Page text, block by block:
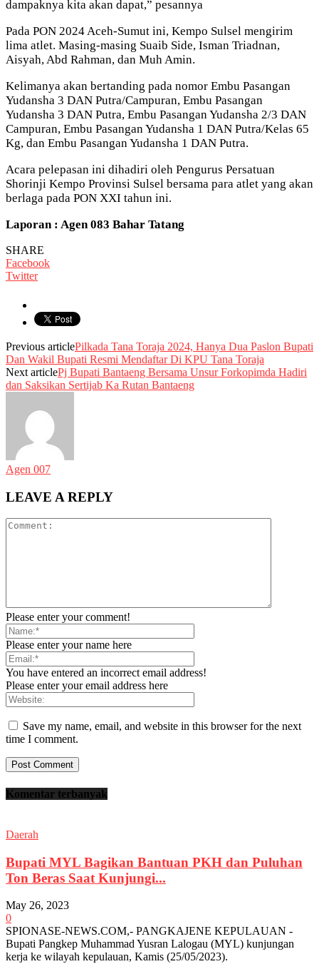
dampaknya kita akan dapat,” pesannya
Pada PON 2024 Aceh-Sumut ini, Kempo Sulsel mengirim
lima atlet. Masing-masing Suaib Side, Isman Triadnan,
Aisyah, Abd Rahman, dan Muh Amin.
Kelimanya akan bertanding pada nomor Embu Pasangan
Yudansha 3 DAN Putra/Campuran, Embu Pasangan
Yudansha 3 DAN Putra, Embu Pasangan Yudansha 2/3 DAN
Campuran, Embu Pasangan Yudansha 1 DAN Putra/Kelas 65
Kg, dan Embu Pasangan Yudansha 1 DAN Putra.
Acara pelepasan ini dihadiri oleh Pengurus Persatuan
Shorinji Kempo Provinsi Sulsel bersama para atlet yang akan
berlaga pada PON XXI tahun ini.
Laporan : Agen 083 Bahar Tatang
SHARE
Facebook
Twitter
Previous articlePilkada Tana Toraja 2024, Hanya Dua Paslon Bupati
Dan Wakil Bupati Resmi Mendaftar Di KPU Tana Toraja
Next articlePj Bupati Bantaeng Bersama Unsur Forkopimda Hadiri
dan Saksikan Sertijab Ka Rutan Bantaeng
Agen 007
LEAVE A REPLY
Please enter your comment!
Please enter your name here
You have entered an incorrect email address!
Please enter your email address here
Save my name, email, and website in this browser for the next
time I comment.
Komentar terbanyak
Daerah
Bupati MYL Bagikan Bantuan PKH dan Puluhan
Ton Beras Saat Kunjungi...
May 26, 2023
0
SPIONASE-NEWS.COM,- PANGKAJENE KEPULAUAN -
Bupati Pangkep Muhammad Yusran Lalogau (MYL) kunjungan
kerja ke wilayah kepulauan, Kamis (25/05/2023).